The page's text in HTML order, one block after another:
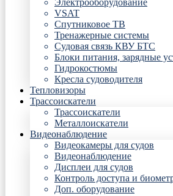
Электрооборудование
VSAT
Спутниковое ТВ
Тренажерные системы
Судовая связь КВУ БТС
Блоки питания, зарядные
Гидрокостюмы
Кресла судоводителя
Тепловизоры
Трассоискатели
Трассоискатели
Металлоискатели
Видеонаблюдение
Видеокамеры для судов
Видеонаблюдение
Дисплеи для судов
Контроль доступа и
Доп. оборудование